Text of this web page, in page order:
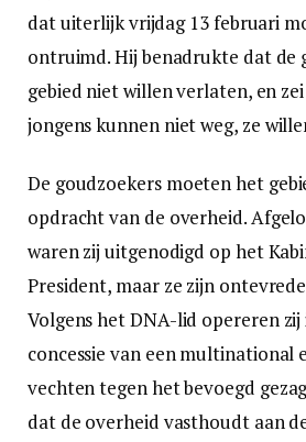
dat uiterlijk vrijdag 13 februari
ontruimd. Hij benadrukte dat de
gebied niet willen verlaten, en
jongens kunnen niet weg, ze
De goudzoekers moeten het
opdracht van de overheid.
waren zij uitgenodigd op het
President, maar ze zijn
Volgens het DNA-lid opereren
concessie van een multinational
vechten tegen het bevoegd
dat de overheid vasthoudt aan